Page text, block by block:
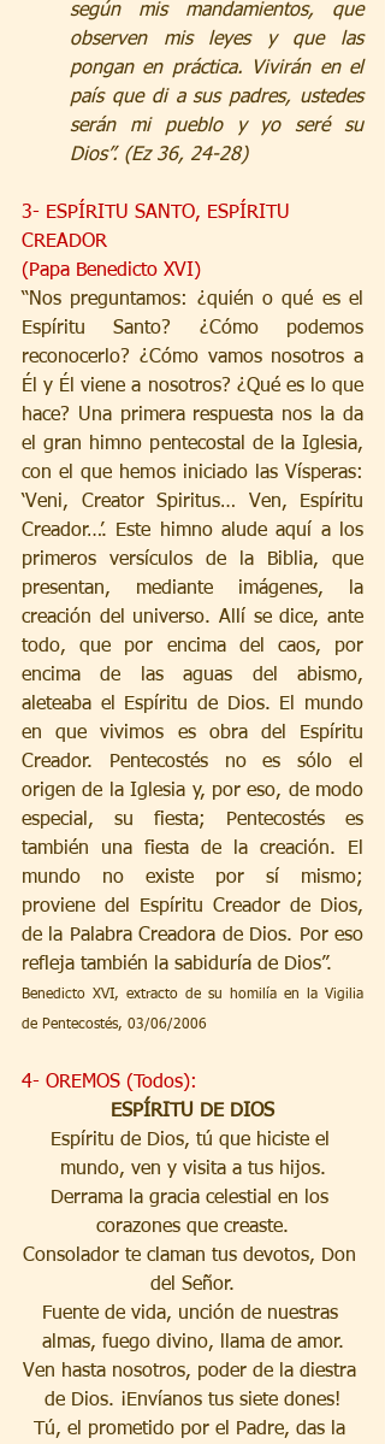
según mis mandamientos, que
observen mis leyes y que las
pongan en práctica. Vivirán en el
país que di a sus padres, ustedes
serán mi pueblo y yo seré su
Dios”. (Ez 36, 24-28)
3- ESPÍRITU SANTO, ESPÍRITU
CREADOR
(Papa Benedicto XVI)
“Nos preguntamos: ¿quién o qué es el
Espíritu Santo? ¿Cómo podemos
reconocerlo? ¿Cómo vamos nosotros a
Él y Él viene a nosotros? ¿Qué es lo que
hace? Una primera respuesta nos la da
el gran himno pentecostal de la Iglesia,
con el que hemos iniciado las Vísperas:
‘Veni, Creator Spiritus… Ven, Espíritu
Creador…’. Este himno alude aquí a los
primeros versículos de la Biblia, que
presentan, mediante imágenes, la
creación del universo. Allí se dice, ante
todo, que por encima del caos, por
encima de las aguas del abismo,
aleteaba el Espíritu de Dios. El mundo
en que vivimos es obra del Espíritu
Creador. Pentecostés no es sólo el
origen de la Iglesia y, por eso, de modo
especial, su fiesta; Pentecostés es
también una fiesta de la creación. El
mundo no existe por sí mismo;
proviene del Espíritu Creador de Dios,
de la Palabra Creadora de Dios. Por eso
refleja también la sabiduría de Dios”.
Benedicto XVI, extracto de su homilía en la Vigilia
de Pentecostés, 03/06/2006
4- OREMOS (Todos):
ESPÍRITU DE DIOS
Espíritu de Dios, tú que hiciste el
mundo, ven y visita a tus hijos.
Derrama la gracia celestial en los
corazones que creaste.
Consolador te claman tus devotos, Don
del Señor.
Fuente de vida, unción de nuestras
almas, fuego divino, llama de amor.
Ven hasta nosotros, poder de la diestra
de Dios. ¡Envíanos tus siete dones!
Tú, el prometido por el Padre, das la